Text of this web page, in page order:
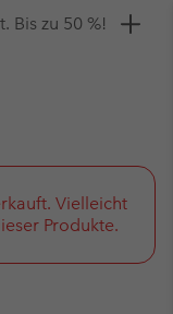
Vielleicht
Produkte.